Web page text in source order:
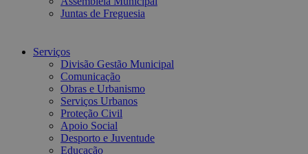
Juntas de Freguesia
Serviços
Divisão Gestão Municipal
Comunicação
Obras e Urbanismo
Serviços Urbanos
Proteção Civil
Apoio Social
Desporto e Juventude
Educação